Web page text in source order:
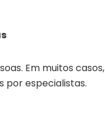
Em muitos casos,
por especialistas.